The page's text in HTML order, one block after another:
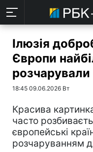
Ілюзія
Європи
розчарували
18:45 09.06.2026 Вт
Красива
часто
європейські
розчаруванням